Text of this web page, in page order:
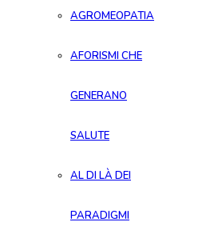
AGROMEOPATIA
AFORISMI CHE
GENERANO
SALUTE
AL DI LÀ DEI
PARADIGMI